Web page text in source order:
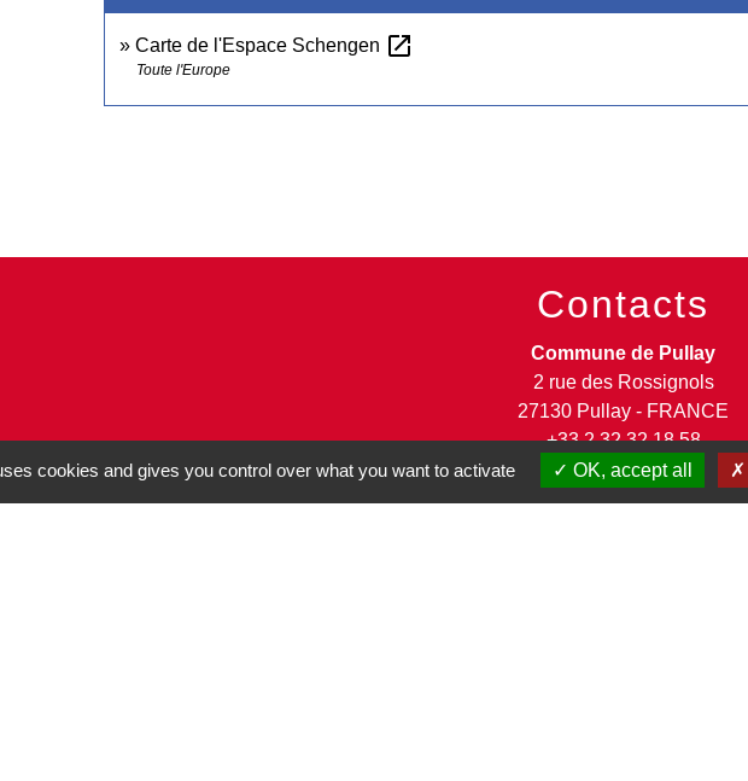
Carte de l'Espace Schengen open_in_new
Toute l'Europe
Contacts
Commune de Pullay
2 rue des Rossignols
27130 Pullay - FRANCE
+33 2 32 32 18 58
Site internet :
cookies and gives you control over what you want to activate OK, accept all